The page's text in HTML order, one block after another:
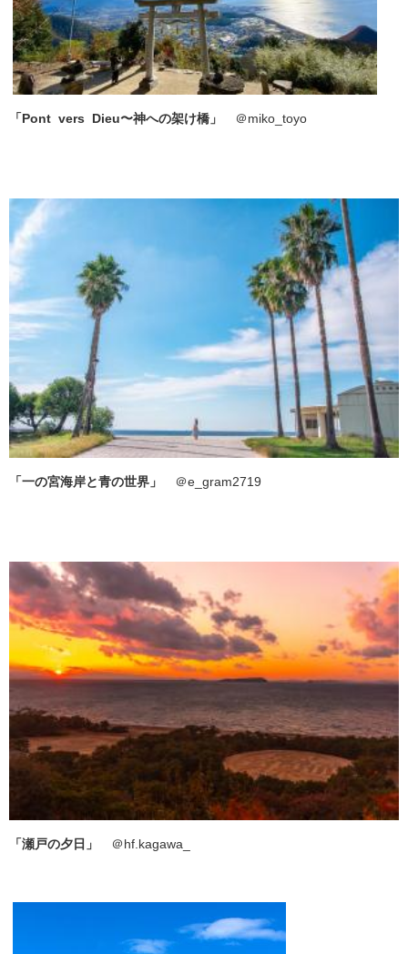
「Pont vers Dieu〜神への架け橋​」 ＠​miko_toyo
「一の宮海岸と青の世界」 ＠​e_gram2719
「瀬戸の夕日」 ＠hf.kagawa_